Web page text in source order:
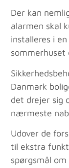
Der kan
alarmen skal
installeres i
sommerhuset
Danmark
det drejer sig
nærmeste
Udover de
til ekstra
spørgsmål